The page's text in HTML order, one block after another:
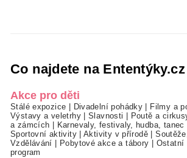
Co najdete na Ententýky.cz
Akce pro děti
Stálé expozice Divadelní pohádky Filmy a
Výstavy a veletrhy|Slavnosti Poutě a
a zámcích
Karnevaly, festivaly, hudba, tanec
Sportovní aktivity|Aktivity v přírodě |
Vzdělávání
Pobytové akce a tábory Ostatní
program